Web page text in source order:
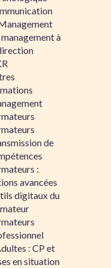
à
de
:
avancées
digitaux du
: CP et
en situation